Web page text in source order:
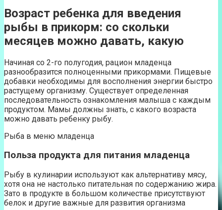
Возраст ребенка для введения
рыбы в прикорм: со скольки
месяцев можно давать, какую
Начиная со 2-го полугодия, рацион младенца
разнообразится полноценными прикормами. Пищевые
добавки необходимы для восполнения энергии быстро
растущему организму. Существует определенная
последовательность ознакомления малыша с каждым
продуктом. Мамы должны знать, с какого возраста
можно давать ребенку рыбу.
Рыба в меню младенца
Польза продукта для питания младенца
Рыбу в кулинарии используют как альтернативу мясу,
хотя она не настолько питательная по содержанию жира.
Зато в продукте в большом количестве присутствуют
белок и другие важные для развития организма